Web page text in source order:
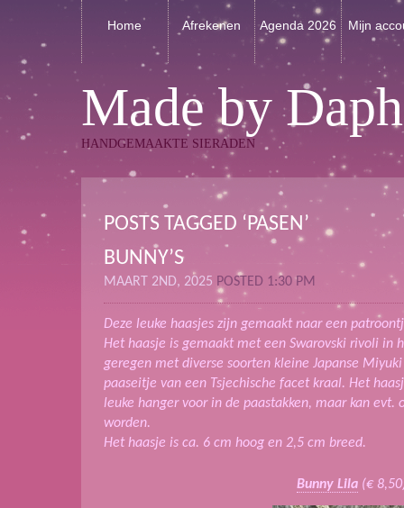
Home Afrekenen Agenda 2026 Mijn
Made by
HANDGEMAAKTE SIERADEN
POSTS TAGGED ‘PASEN’
BUNNY’S
MAART 2ND, 2025 POSTED 1:30 PM
Deze leuke haasjes zijn gemaakt naar een
Het haasje is gemaakt met een Swarovski rivoli in
geregen met diverse soorten kleine Japanse
paaseitje van een Tsjechische facet kraal. Het
leuke hanger voor in de paastakken, maar kan evt.
worden.
Het haasje is ca. 6 cm hoog en 2,5 cm breed.
Bunny Lila (€